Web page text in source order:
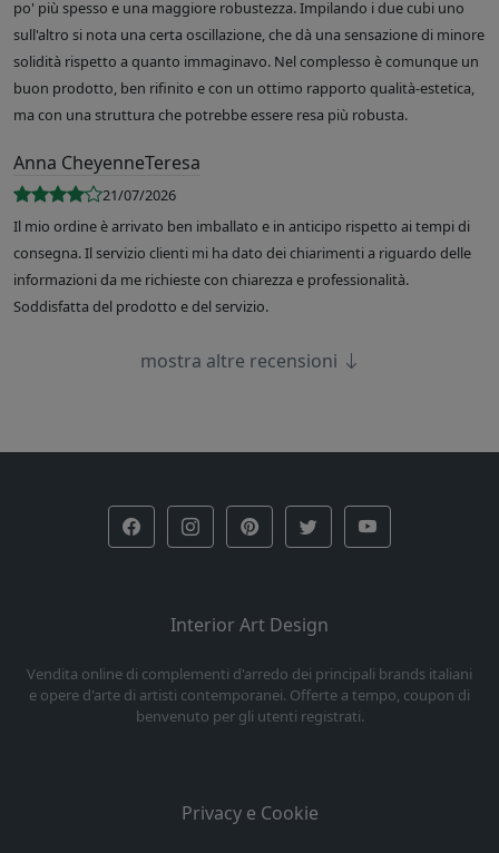
po' più spesso e una maggiore robustezza. Impilando i due cubi uno
sull'altro si nota una certa oscillazione, che dà una sensazione di minore
solidità rispetto a quanto immaginavo. Nel complesso è comunque un
buon prodotto, ben rifinito e con un ottimo rapporto qualità-estetica,
ma con una struttura che potrebbe essere resa più robusta.
Anna CheyenneTeresa
21/07/2026
Il mio ordine è arrivato ben imballato e in anticipo rispetto ai tempi di
consegna. Il servizio clienti mi ha dato dei chiarimenti a riguardo delle
informazioni da me richieste con chiarezza e professionalità.
Soddisfatta del prodotto e del servizio.
mostra altre recensioni
Interior Art Design
Vendita online di complementi d'arredo dei principali brands italiani
e opere d'arte di artisti contemporanei. Offerte a tempo, coupon di
benvenuto per gli utenti registrati.
Privacy e Cookie